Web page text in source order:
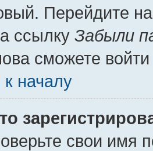
Перейдите
ссылку Забыли
сможете
началу
свои имя